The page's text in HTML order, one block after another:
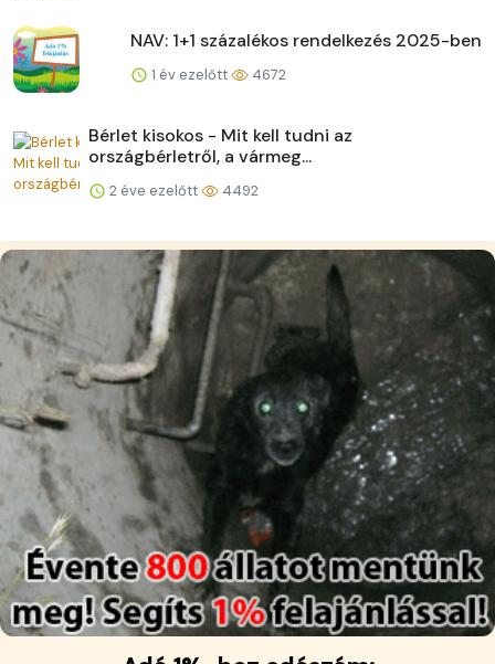
NAV: 1+1 százalékos rendelkezés 2025-ben
1 év ezelőtt 4672
Bérlet kisokos - Mit kell tudni az
országbérletről, a vármeg...
2 éve ezelőtt 4492